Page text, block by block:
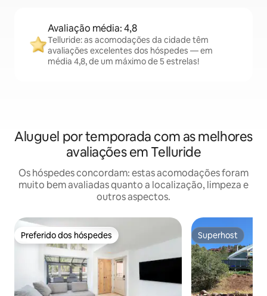
Avaliação média: 4,8
Telluride: as acomodações da cidade têm
avaliações excelentes dos hóspedes — em
média 4,8, de um máximo de 5 estrelas!
Aluguel por temporada com as melhores
avaliações em Telluride
Os hóspedes concordam: estas acomodações foram
muito bem avaliadas quanto a localização, limpeza e
outros aspectos.
Preferido dos hóspedes
Preferido dos hóspedes Superhost
Superhost